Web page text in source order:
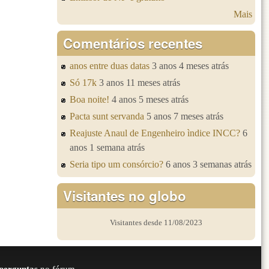
Mais
Comentários recentes
anos entre duas datas 3 anos 4 meses atrás
Só 17k 3 anos 11 meses atrás
Boa noite! 4 anos 5 meses atrás
Pacta sunt servanda 5 anos 7 meses atrás
Reajuste Anaul de Engenheiro ìndice INCC? 6
anos 1 semana atrás
Seria tipo um consórcio? 6 anos 3 semanas atrás
Visitantes no globo
Visitantes desde 11/08/2023